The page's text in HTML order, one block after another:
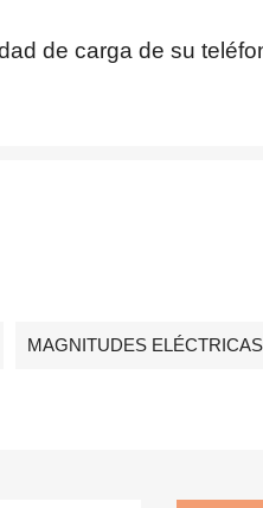
de carga de su
MAGNITUDES ELÉCTRICAS